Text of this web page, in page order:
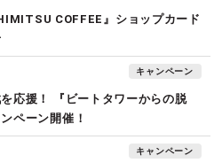
COFFEE』ショップカード
キャンペーン
応援！ 『ビートタワーからの脱
ペーン開催！
キャンペーン